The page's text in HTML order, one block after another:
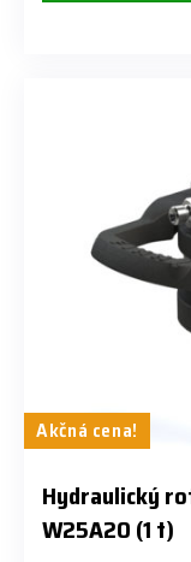
Akčná cena!
​Hydraulický
W25A20 (1 t)